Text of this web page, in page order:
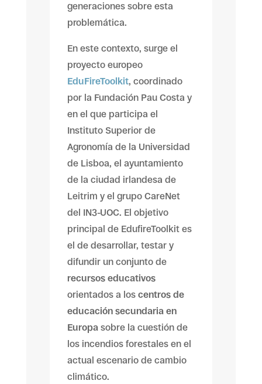
generaciones sobre esta
problemática.
En este contexto, surge el
proyecto europeo
EduFireToolkit, coordinado
por la Fundación Pau Costa y
en el que participa el
Instituto Superior de
Agronomía de la Universidad
de Lisboa, el ayuntamiento
de la ciudad irlandesa de
Leitrim y el grupo CareNet
del IN3-UOC. El objetivo
principal de EdufireToolkit es
el de desarrollar, testar y
difundir un conjunto de
recursos educativos
orientados a los centros de
educación secundaria en
Europasobre la cuestión de
los incendios forestales en el
actual escenario de cambio
climático.